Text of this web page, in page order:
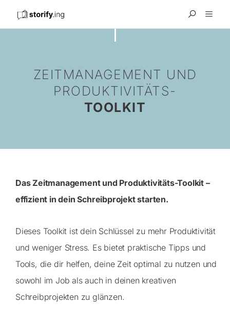
ZEITMANAGEMENT UND
PRODUKTIVITÄTS-
TOOLKIT
Das Zeitmanagement und Produktivitäts-Toolkit –
effizient in dein Schreibprojekt starten.
Dieses Toolkit ist dein Schlüssel zu mehr Produktivität
und weniger Stress. Es bietet praktische Tipps und
Tools, die dir helfen, deine Zeit optimal zu nutzen und
sowohl im Job als auch in deinen kreativen
Schreibprojekten zu glänzen.